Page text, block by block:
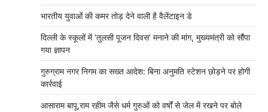
भारतीय युवाओं की कमर तोड़ देने वाली है वैलेंटाइन डे
दिल्ली के स्कूलों में ‘तुलसी पूजन दिवस’ मनाने की मांग, मुख्यमंत्री को सौंपा
गया ज्ञापन
गुरुग्राम नगर निगम का सख्त आदेश: बिना अनुमति स्टेशन छोड़ने पर होगी
कार्रवाई
आसाराम बापू,राम रहीम जैसे धर्म गुरुओं को वर्षों से जेल में रखने पर बोले